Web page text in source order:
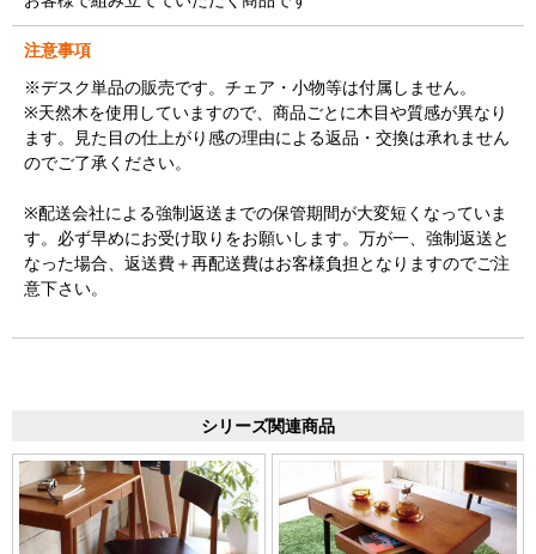
注意事項
※デスク単品の販売です。チェア・小物等は付属しません。
※天然木を使用していますので、商品ごとに木目や質感が異なり
ます。見た目の仕上がり感の理由による返品・交換は承れません
のでご了承ください。
※配送会社による強制返送までの保管期間が大変短くなっていま
す。必ず早めにお受け取りをお願いします。万が一、強制返送と
なった場合、返送費＋再配送費はお客様負担となりますのでご注
意下さい。
シリーズ関連商品